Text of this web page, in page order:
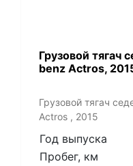
Грузовой тягач
benz Actros,
Грузовой тягач
Actros , 2015
Год выпуска
Пробег, км